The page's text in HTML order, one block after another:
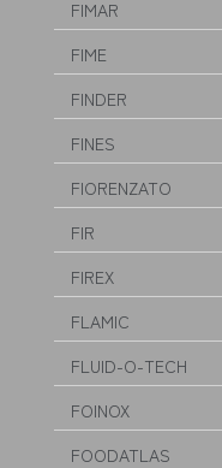
FIMAR
FIME
FINDER
FINES
FIORENZATO
FIR
FIREX
FLAMIC
FLUID-O-TECH
FOINOX
FOODATLAS